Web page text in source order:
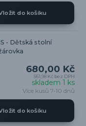
do košíku
- Dětská stolní
680,00 Kč
561,98 Kč bez DPH
skladem 1 ks
Více kusů 7-10 dnů
do košíku